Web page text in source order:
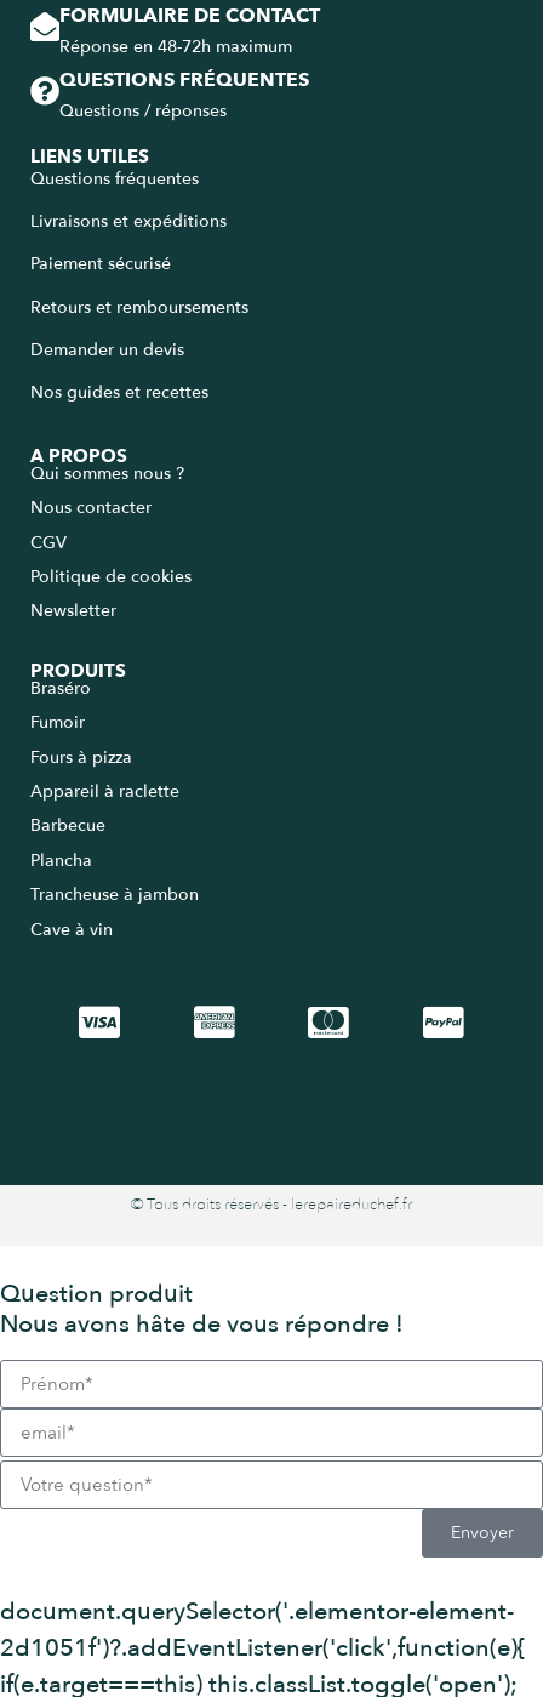
FORMULAIRE DE CONTACT
Réponse en 48-72h maximum
QUESTIONS FRÉQUENTES
Questions / réponses
LIENS UTILES
Questions fréquentes
Livraisons et expéditions
Paiement sécurisé
Retours et remboursements
Demander un devis
Nos guides et recettes
A PROPOS
Qui sommes nous ?
Nous contacter
CGV
Politique de cookies
Newsletter
PRODUITS
Braséro
Fumoir
Fours à pizza
Appareil à raclette
Barbecue
Plancha
Trancheuse à jambon
Cave à vin
© Tous droits réservés - lerepaireduchef.fr
Question produit
Nous avons hâte de vous répondre !
Envoyer
document.querySelector('.elementor-element-
2d1051f')?.addEventListener('click',function(e){
if(e.target===this) this.classList.toggle('open');